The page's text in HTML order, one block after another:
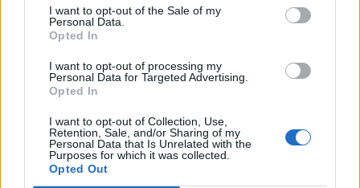
I want to opt-out of the Sale of my
Personal Data.
Opted In
I want to opt-out of processing my
Personal Data for Targeted Advertising.
Opted In
I want to opt-out of Collection, Use,
Retention, Sale, and/or Sharing of my
Personal Data that Is Unrelated with the
Purposes for which it was collected.
Opted Out
Θέσεις Εργασίας ανά Ειδικότητα
Κέντρο Βοήθειας
Υπηρεσίες υποψηφίων